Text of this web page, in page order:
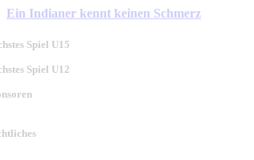
Ein Indianer kennt keinen Schmerz
Spiel U15
Spiel U12